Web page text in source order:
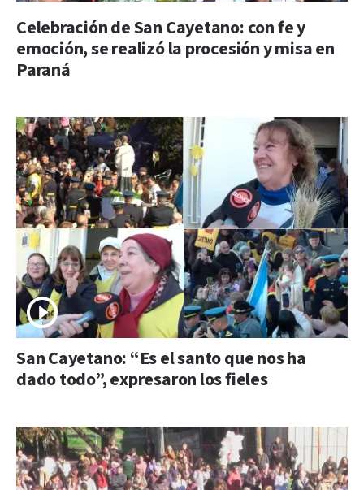
Celebración de San Cayetano: con fe y
emoción, se realizó la procesión y misa en
Paraná
San Cayetano: “Es el santo que nos ha
dado todo”, expresaron los fieles